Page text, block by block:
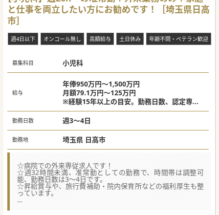
と仕事を両立したい方にお勧めです！［埼玉県日高
市］
週4日以下 オンコール無し 高額給与 土日休み 年齢不問・ベテラン歓迎
募集科目 小児科
給与
年俸950万円～1,500万円
月額79.1万円～125万円
※経験15年以上の目安。勤務日数、認定専門
医等により考慮。
勤務日数 週3～4日
勤務地 埼玉県 日高市
☆病院での外来専従求人です！
☆週32時間未満、准常勤としての勤務で、時間帯は調整可
能、勤務日数は3～4日です。
☆昇給賞与や、旅行費補助・院内保育所などの福利厚生も整
っています。